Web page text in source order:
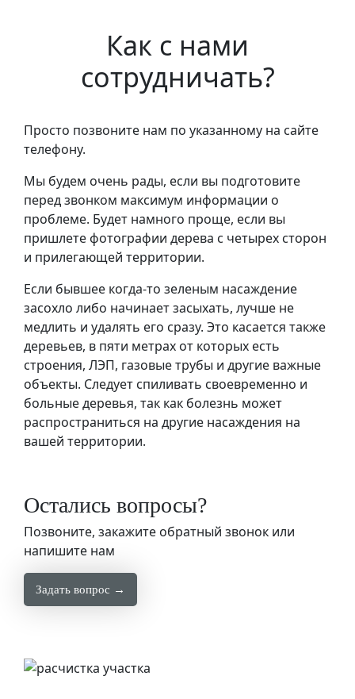
Как с нами
сотрудничать?
Просто позвоните нам по указанному на сайте
телефону.
Мы будем очень рады, если вы подготовите
перед звонком максимум информации о
проблеме. Будет намного проще, если вы
пришлете фотографии дерева с четырех сторон
и прилегающей территории.
Если бывшее когда-то зеленым насаждение
засохло либо начинает засыхать, лучше не
медлить и удалять его сразу. Это касается также
деревьев, в пяти метрах от которых есть
строения, ЛЭП, газовые трубы и другие важные
объекты. Следует спиливать своевременно и
больные деревья, так как болезнь может
распространиться на другие насаждения на
вашей территории.
Остались вопросы?
Позвоните, закажите обратный звонок или
напишите нам
Задать вопрос →